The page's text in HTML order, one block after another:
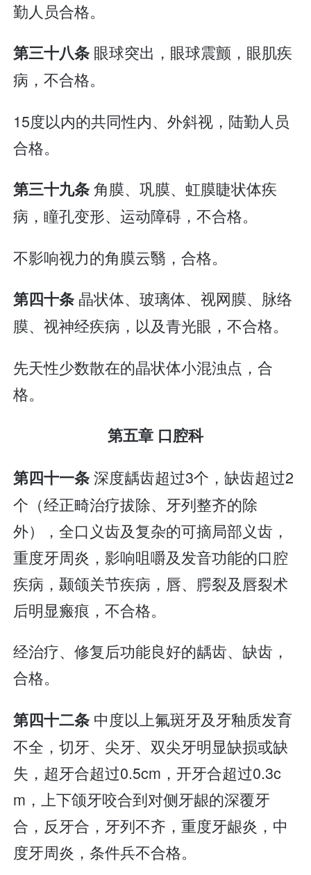
勤人员合格。
第三十八条 眼球突出，眼球震颤，眼肌疾
病，不合格。
15度以内的共同性内、外斜视，陆勤人员
合格。
第三十九条角膜、巩膜、虹膜睫状体疾
病，瞳孔变形、运动障碍，不合格。
不影响视力的角膜云翳，合格。
第四十条 晶状体、玻璃体、视网膜、脉络
膜、视神经疾病，以及青光眼，不合格。
先天性少数散在的晶状体小混浊点，合
格。
第五章 口腔科
第四十一条深度龋齿超过3个，缺齿超过2
个（经正畸治疗拔除、牙列整齐的除
外），全口义齿及复杂的可摘局部义齿，
重度牙周炎，影响咀嚼及发音功能的口腔
疾病，颞颌关节疾病，唇、腭裂及唇裂术
后明显瘢痕，不合格。
经治疗、修复后功能良好的龋齿、缺齿，
合格。
第四十二条 中度以上氟斑牙及牙釉质发育
不全，切牙、尖牙、双尖牙明显缺损或缺
失，超牙合超过0.5cm，开牙合超过0.3c
m，上下颌牙咬合到对侧牙龈的深覆牙
合，反牙合，牙列不齐，重度牙龈炎，中
度牙周炎，条件兵不合格。